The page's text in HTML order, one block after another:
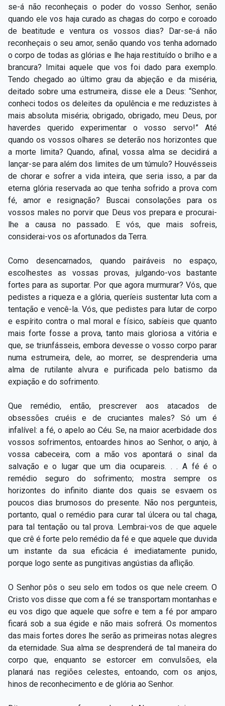
Capítulo XXIII — Estranha moral ▸
Capítulo XXIV — Não ponhais a candeia debaixo do
alqueire
▸
Capítulo XXV — Buscai e achareis ▸
Capítulo XXVI — Dai gratuitamente o que
gratuitamente recebestes
▸
Capítulo XXVII — Pedi e obtereis ▸
Capítulo XXVIII — Coletânea de preces espíritas ▸
se-á não reconheçais o poder do vosso Senhor, senão
quando ele vos haja curado as chagas do corpo e coroado
de beatitude e ventura os vossos dias? Dar-se-á não
reconheçais o seu amor, senão quando vos tenha adornado
o corpo de todas as glórias e lhe haja restituído o brilho e a
brancura? Imitai aquele que vos foi dado para exemplo.
Tendo chegado ao último grau da abjeção e da miséria,
deitado sobre uma estrumeira, disse ele a Deus: “Senhor,
conheci todos os deleites da opulência e me reduzistes à
mais absoluta miséria; obrigado, obrigado, meu Deus, por
haverdes querido experimentar o vosso servo!” Até
quando os vossos olhares se deterão nos horizontes que
a morte limita? Quando, afinal, vossa alma se decidirá a
lançar-se para além dos limites de um túmulo? Houvésseis
de chorar e sofrer a vida inteira, que seria isso, a par da
eterna glória reservada ao que tenha sofrido a prova com
fé, amor e resignação? Buscai consolações para os
vossos males no porvir que Deus vos prepara e procurai-
lhe a causa no passado. E vós, que mais sofreis,
considerai-vos os afortunados da Terra.
Como desencarnados, quando pairáveis no espaço,
escolhestes as vossas provas, julgando-vos bastante
fortes para as suportar. Por que agora murmurar? Vós, que
pedistes a riqueza e a glória, queríeis sustentar luta com a
tentação e vencê-la. Vós, que pedistes para lutar de corpo
e espírito contra o mal moral e físico, sabíeis que quanto
mais forte fosse a prova, tanto mais gloriosa a vitória e
que, se triunfásseis, embora devesse o vosso corpo parar
numa estrumeira, dele, ao morrer, se desprenderia uma
alma de rutilante alvura e purificada pelo batismo da
expiação e do sofrimento.
Que remédio, então, prescrever aos atacados de
obsessões cruéis e de cruciantes males? Só um é
infalível: a fé, o apelo ao Céu. Se, na maior acerbidade dos
vossos sofrimentos, entoardes hinos ao Senhor, o anjo, à
vossa cabeceira, com a mão vos apontará o sinal da
salvação e o lugar que um dia ocupareis. . . A fé é o
remédio seguro do sofrimento; mostra sempre os
horizontes do infinito diante dos quais se esvaem os
poucos dias brumosos do presente. Não nos pergunteis,
portanto, qual o remédio para curar tal úlcera ou tal chaga,
para tal tentação ou tal prova. Lembrai-vos de que aquele
que crê é forte pelo remédio da fé e que aquele que duvida
um instante da sua eficácia é imediatamente punido,
porque logo sente as pungitivas angústias da aflição.
O Senhor pôs o seu selo em todos os que nele creem. O
Cristo vos disse que com a fé se transportam montanhas e
eu vos digo que aquele que sofre e tem a fé por amparo
ficará sob a sua égide e não mais sofrerá. Os momentos
das mais fortes dores lhe serão as primeiras notas alegres
da eternidade. Sua alma se desprenderá de tal maneira do
corpo que, enquanto se estorcer em convulsões, ela
planará nas regiões celestes, entoando, com os anjos,
hinos de reconhecimento e de glória ao Senhor.